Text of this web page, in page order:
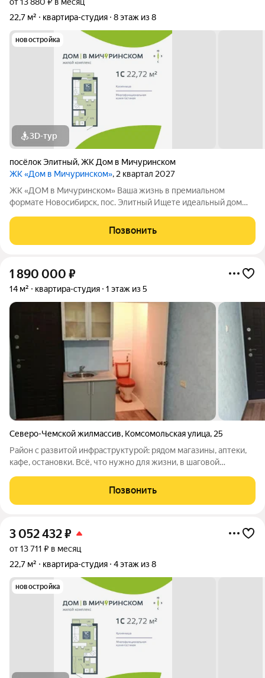
22,7 м²
квартира-студия 8 этаж из 8
новостройка
3D-тур
посёлок Элитный,ЖК Дом в Мичуринском
ЖК «Дом в Мичуринском», 2 квартал 2027
ЖК «ДОМ в Мичуринском» Ваша жизнь в премиальном
формате Новосибирск, пос. Элитный Ищете идеальный дом
Уютный посёлок Элитный. Зелёная, тихая и перспективная
локация с хорошей транспортной
Позвонить
1 890 000 ₽
14 м² квартира-студия 1 этаж из 5
Северо-Чемской жилмассив, Комсомольская улица, 25
Район с развитой инфраструктурой: рядом магазины, аптеки,
кафе, остановки. Всё, что нужно для жизни, в шаговой
главная особенность этой
Позвонить
3 052 432₽
от 13 711 ₽ в месяц
22,7 м²
квартира-студия 4 этаж из 8
новостройка